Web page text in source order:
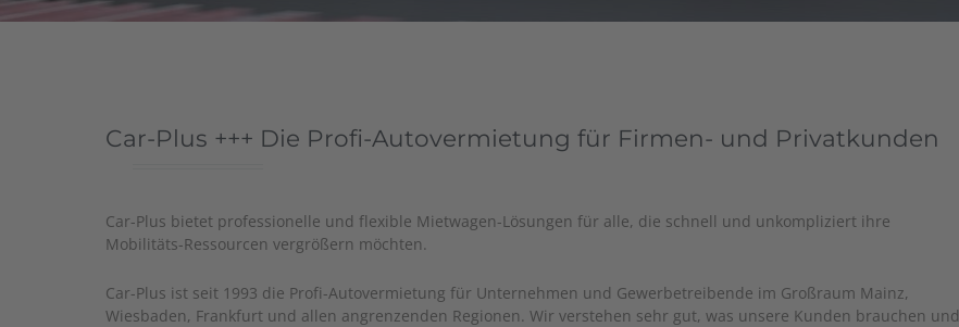
Car-Plus +++ Die Profi-Autovermietung für Firmen- und Privatkunden
Car-Plus bietet professionelle und flexible Mietwagen-Lösungen für alle, die schnell und unkompliziert ihre
Mobilitäts-Ressourcen vergrößern möchten.
Car-Plus ist seit 1993 die Profi-Autovermietung für Unternehmen und Gewerbetreibende im Großraum Mainz,
Wiesbaden, Frankfurt und allen angrenzenden Regionen. Wir verstehen sehr gut, was unsere Kunden brauchen und